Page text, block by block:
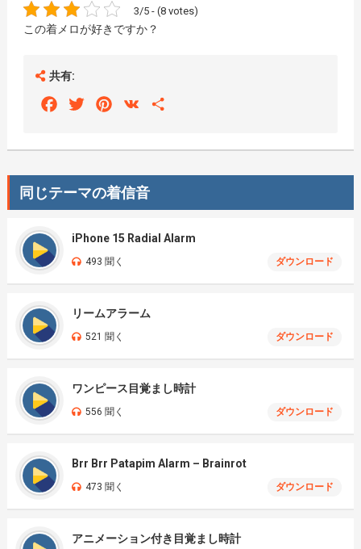
3/5 - (8 votes)
この着メロが好きですか？
共有:
FacebookTwitterPinterest
VK
同じテーマの着信音
iPhone 15 Radial Alarm
493 聞く ダウンロード
リームアラーム
521 聞く ダウンロード
ワンピース目覚まし時計
556 聞く ダウンロード
Brr Brr Patapim Alarm – Brainrot
473 聞く ダウンロード
アニメーション付き目覚まし時計